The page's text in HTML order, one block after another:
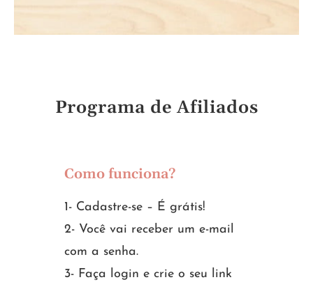
Programa de Afiliados
Como funciona?
1- Cadastre-se – É grátis!
2- Você vai receber um e-mail
com a senha.
3- Faça login e crie o seu link